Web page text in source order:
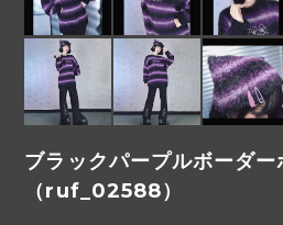
ブラックパープルボーダ
（ruf_02588）